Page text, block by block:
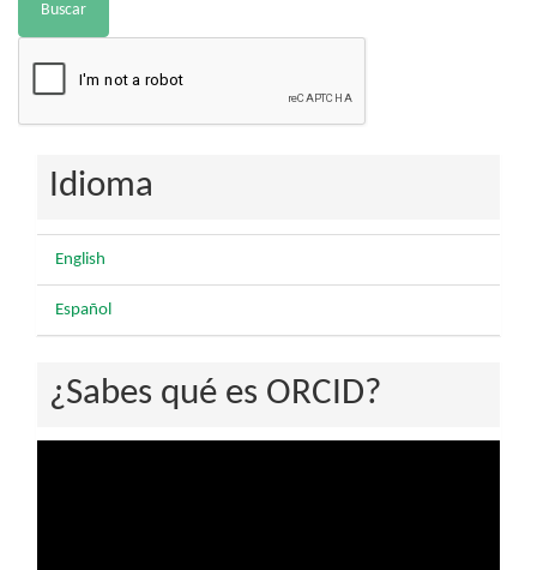
Buscar
Idioma
English
Español
¿Sabes qué es ORCID?